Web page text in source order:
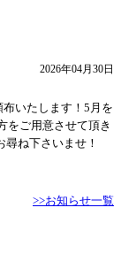
2026年04月30日
いたします！5月を
をご用意させて頂き
尋ね下さいませ！
>>お知らせ一覧